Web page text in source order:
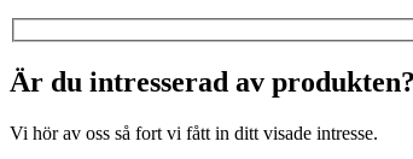
Är du intresserad av produkten?
Vi hör av oss så fort vi fått in ditt visade intresse.